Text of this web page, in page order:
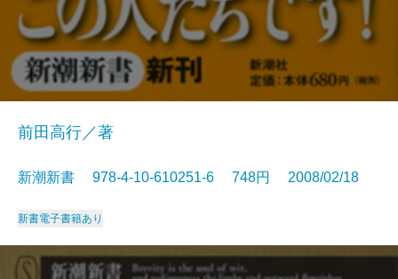
前田高行／著
新潮新書 978-4-10-610251-6 748円 2008/02/18
新書電子書籍あり